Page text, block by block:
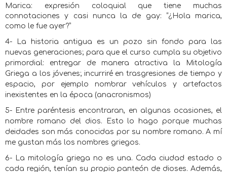
Marica: expresión coloquial que tiene muchas
connotaciones y casi nunca la de gay: “¿Hola marica,
como le fue ayer?”
4- La historia antigua es un pozo sin fondo para las
nuevas generaciones; para que el curso cumpla su objetivo
primordial: entregar de manera atractiva la Mitología
Griega a los jóvenes; incurriré en trasgresiones de tiempo y
espacio, por ejemplo nombrar vehículos y artefactos
inexistentes en la época (anacronismos)
5- Entre paréntesis encontraran, en algunas ocasiones, el
nombre romano del dios. Esto lo hago porque muchas
deidades son más conocidas por su nombre romano. A mí
me gustan más los nombres griegos.
6- La mitología griega no es una. Cada ciudad estado o
cada región, tenían su propio panteón de dioses. Además,